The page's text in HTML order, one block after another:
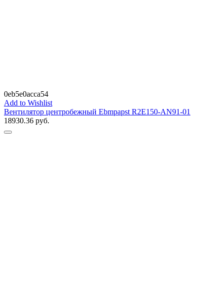
0eb5e0acca54
Add to Wishlist
Вентилятор центробежный Ebmpapst R2E150-AN91-01
18930.36 руб.